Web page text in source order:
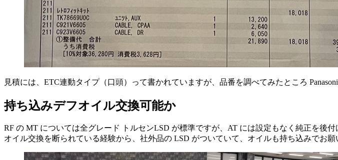
見積には、ETC連動タイプ（口頭）って書かれていますが、品番を調べてみたところ
持ち込みデフオイル交換可能か
RF の MT については全グレード トルセンLSD が標準ですが、AT には設定もなく純正を後
オイル交換を断られている経験から、社外品の LSD がついていて、オイルも持ち込みでお願